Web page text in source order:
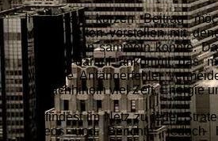
In diesem kurzen Beitrag
Möglichkeiten vorstellen mit
Erfahrungen sammeln konnte.
das es darauf ankommt das
unnötige Anfängerfehler
im Nachhinein viel Zeit, Energie
Du findest im Netz zu jeder
Videos und Berichte, jedoch